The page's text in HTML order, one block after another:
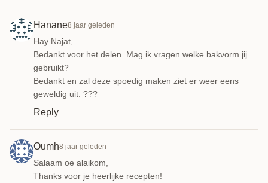
Hanane8 jaar geleden
Hay Najat,
Bedankt voor het delen. Mag ik vragen welke bakvorm jij
gebruikt?
Bedankt en zal deze spoedig maken ziet er weer eens
geweldig uit. ???
Reply
Oumh8 jaar geleden
Salaam oe alaikom,
Thanks voor je heerlijke recepten!